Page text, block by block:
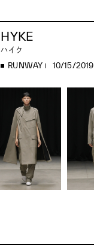
HYKE
ハイク
RUNWAY 10/15/2019